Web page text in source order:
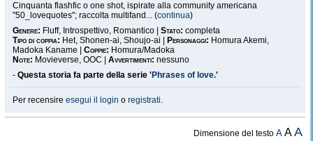
Cinquanta flashfic o one shot, ispirate alla community americana
"50_lovequotes"; raccolta multifand... (continua)
Genere: Fluff, Introspettivo, Romantico | Stato: completa
Tipo di coppia: Het, Shonen-ai, Shoujo-ai | Personaggi: Homura Akemi,
Madoka Kaname | Coppie: Homura/Madoka
Note: Movieverse, OOC | Avvertimenti: nessuno
- Questa storia fa parte della serie 'Phrases of love.'
Per recensire esegui il login o registrati.
Dimensione del testoA AA